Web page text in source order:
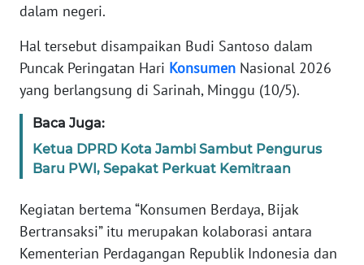
dalam negeri.
Hal tersebut disampaikan Budi Santoso dalam
Puncak Peringatan Hari Konsumen Nasional 2026
yang berlangsung di Sarinah, Minggu (10/5).
Baca Juga:
Ketua DPRD Kota Jambi Sambut Pengurus
Baru PWI, Sepakat Perkuat Kemitraan
Kegiatan bertema “Konsumen Berdaya, Bijak
Bertransaksi” itu merupakan kolaborasi antara
Kementerian Perdagangan Republik Indonesia dan
IKLAN
TENTANG
KAMI
PEDOMAN
MEDIA
SIBER
REDAKSI